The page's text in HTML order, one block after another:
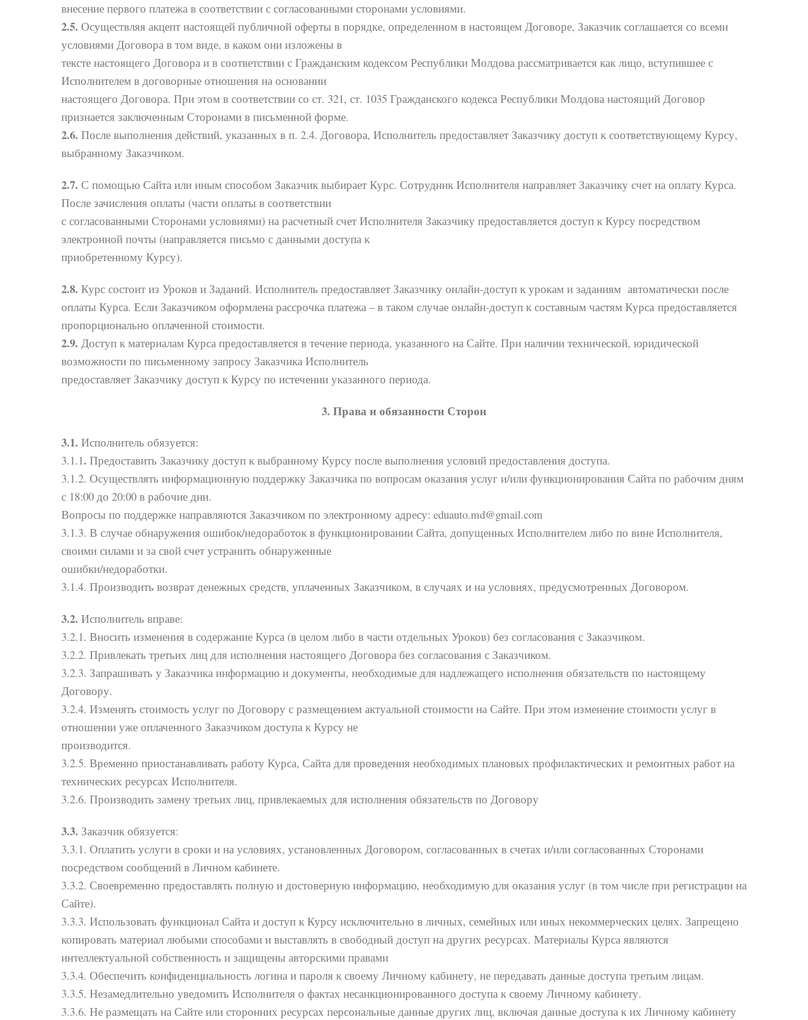
внесение первого платежа в соответствии с согласованными сторонами условиями.
2.5. Осуществляя акцепт настоящей публичной оферты в порядке, определенном в настоящем Договоре, Заказчик соглашается со всеми
условиями Договора в том виде, в каком они изложены в
тексте настоящего Договора и в соответствии с Гражданским кодексом Республики Молдова рассматривается как лицо, вступившее с
Исполнителем в договорные отношения на основании
настоящего Договора. При этом в соответствии со ст. 321, ст. 1035 Гражданского кодекса Республики Молдова настоящий Договор
признается заключенным Сторонами в письменной форме.
2.6. После выполнения действий, указанных в п. 2.4. Договора, Исполнитель предоставляет Заказчику доступ к соответствующему Курсу,
выбранному Заказчиком.
2.7. С помощью Сайта или иным способом Заказчик выбирает Курс. Сотрудник Исполнителя направляет Заказчику счет на оплату Курса.
После зачисления оплаты (части оплаты в соответствии
с согласованными Сторонами условиями) на расчетный счет Исполнителя Заказчику предоставляется доступ к Курсу посредством
электронной почты (направляется письмо с данными доступа к
приобретенному Курсу).
2.8. Курс состоит из Уроков и Заданий. Исполнитель предоставляет Заказчику онлайн-доступ к урокам и заданиям автоматически после
оплаты Курса. Если Заказчиком оформлена рассрочка платежа – в таком случае онлайн-доступ к составным частям Курса предоставляется
пропорционально оплаченной стоимости.
2.9. Доступ к материалам Курса предоставляется в течение периода, указанного на Сайте. При наличии технической, юридической
возможности по письменному запросу Заказчика Исполнитель
предоставляет Заказчику доступ к Курсу по истечении указанного периода.
3. Права и обязанности Сторон
3.1. Исполнитель обязуется:
3.1.1. Предоставить Заказчику доступ к выбранному Курсу после выполнения условий предоставления доступа.
3.1.2. Осуществлять информационную поддержку Заказчика по вопросам оказания услуг и/или функционирования Сайта по рабочим дням
с 18:00 до 20:00 в рабочие дни.
Вопросы по поддержке направляются Заказчиком по электронному адресу: eduauto.md@gmail.com
3.1.3. В случае обнаружения ошибок/недоработок в функционировании Сайта, допущенных Исполнителем либо по вине Исполнителя,
своими силами и за свой счет устранить обнаруженные
ошибки/недоработки.
3.1.4. Производить возврат денежных средств, уплаченных Заказчиком, в случаях и на условиях, предусмотренных Договором.
3.2. Исполнитель вправе:
3.2.1. Вносить изменения в содержание Курса (в целом либо в части отдельных Уроков) без согласования с Заказчиком.
3.2.2. Привлекать третьих лиц для исполнения настоящего Договора без согласования с Заказчиком.
3.2.3. Запрашивать у Заказчика информацию и документы, необходимые для надлежащего исполнения обязательств по настоящему
Договору.
3.2.4. Изменять стоимость услуг по Договору с размещением актуальной стоимости на Сайте. При этом изменение стоимости услуг в
отношении уже оплаченного Заказчиком доступа к Курсу не
производится.
3.2.5. Временно приостанавливать работу Курса, Сайта для проведения необходимых плановых профилактических и ремонтных работ на
технических ресурсах Исполнителя.
3.2.6. Производить замену третьих лиц, привлекаемых для исполнения обязательств по Договору
3.3. Заказчик обязуется:
3.3.1. Оплатить услуги в сроки и на условиях, установленных Договором, согласованных в счетах и/или согласованных Сторонами
посредством сообщений в Личном кабинете.
3.3.2. Своевременно предоставлять полную и достоверную информацию, необходимую для оказания услуг (в том числе при регистрации на
Сайте).
3.3.3. Использовать функционал Сайта и доступ к Курсу исключительно в личных, семейных или иных некоммерческих целях. Запрещено
копировать материал любыми способами и выставлять в свободный доступ на других ресурсах. Материалы Курса являются
интеллектуальной собственность и защищены авторскими правами
3.3.4. Обеспечить конфиденциальность логина и пароля к своему Личному кабинету, не передавать данные доступа третьим лицам.
3.3.5. Незамедлительно уведомить Исполнителя о фактах несанкционированного доступа к своему Личному кабинету.
3.3.6. Не размещать на Сайте или сторонних ресурсах персональные данные других лиц, включая данные доступа к их Личному кабинету